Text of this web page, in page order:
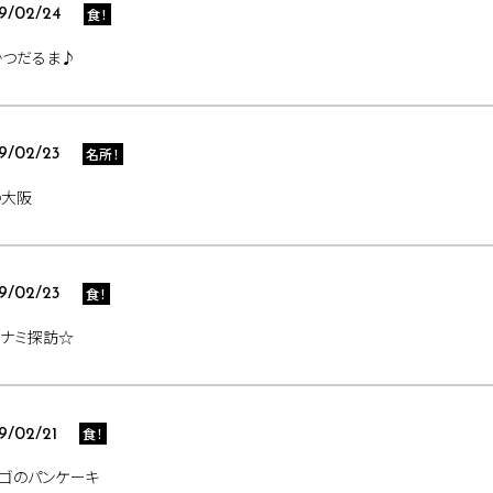
02/24 食！
だるま♪
02/23 名所！
阪
02/23 食！
ミ探訪☆
02/21 食！
のパンケーキ